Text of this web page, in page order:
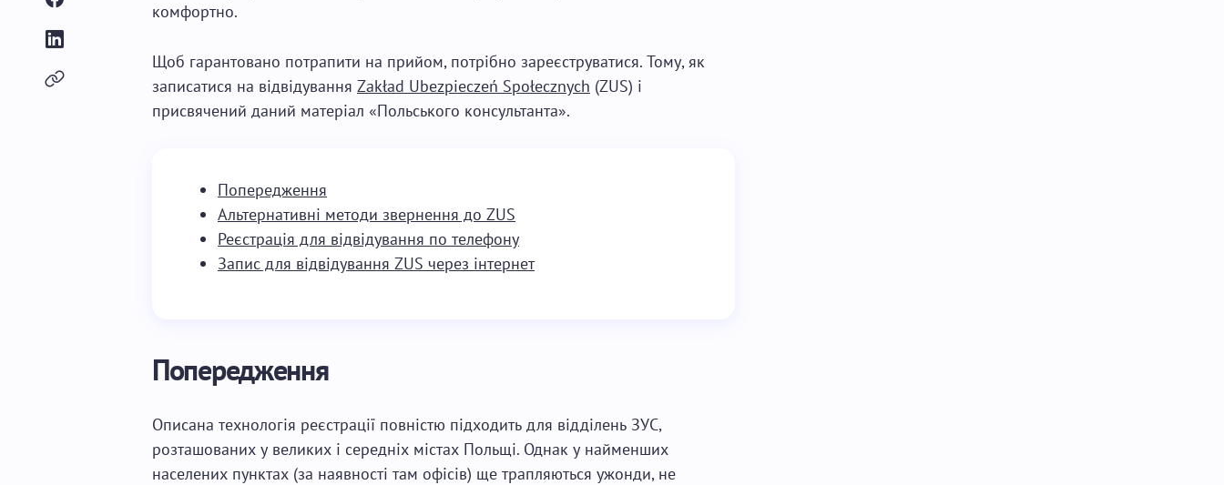
комфортно.
Щоб гарантовано потрапити на прийом, потрібно зареєструватися. Тому, як
записатися на відвідування Zakład Ubezpieczeń Społecznych (ZUS) і
присвячений даний матеріал «Польського консультанта».
Попередження
Альтернативні методи звернення до ZUS
Реєстрація для відвідування по телефону
Запис для відвідування ZUS через інтернет
Попередження
Описана технологія реєстрації повністю підходить для відділень ЗУС,
розташованих у великих і середніх містах Польщі. Однак у найменших
населених пунктах (за наявності там офісів) ще трапляються ужонди, не